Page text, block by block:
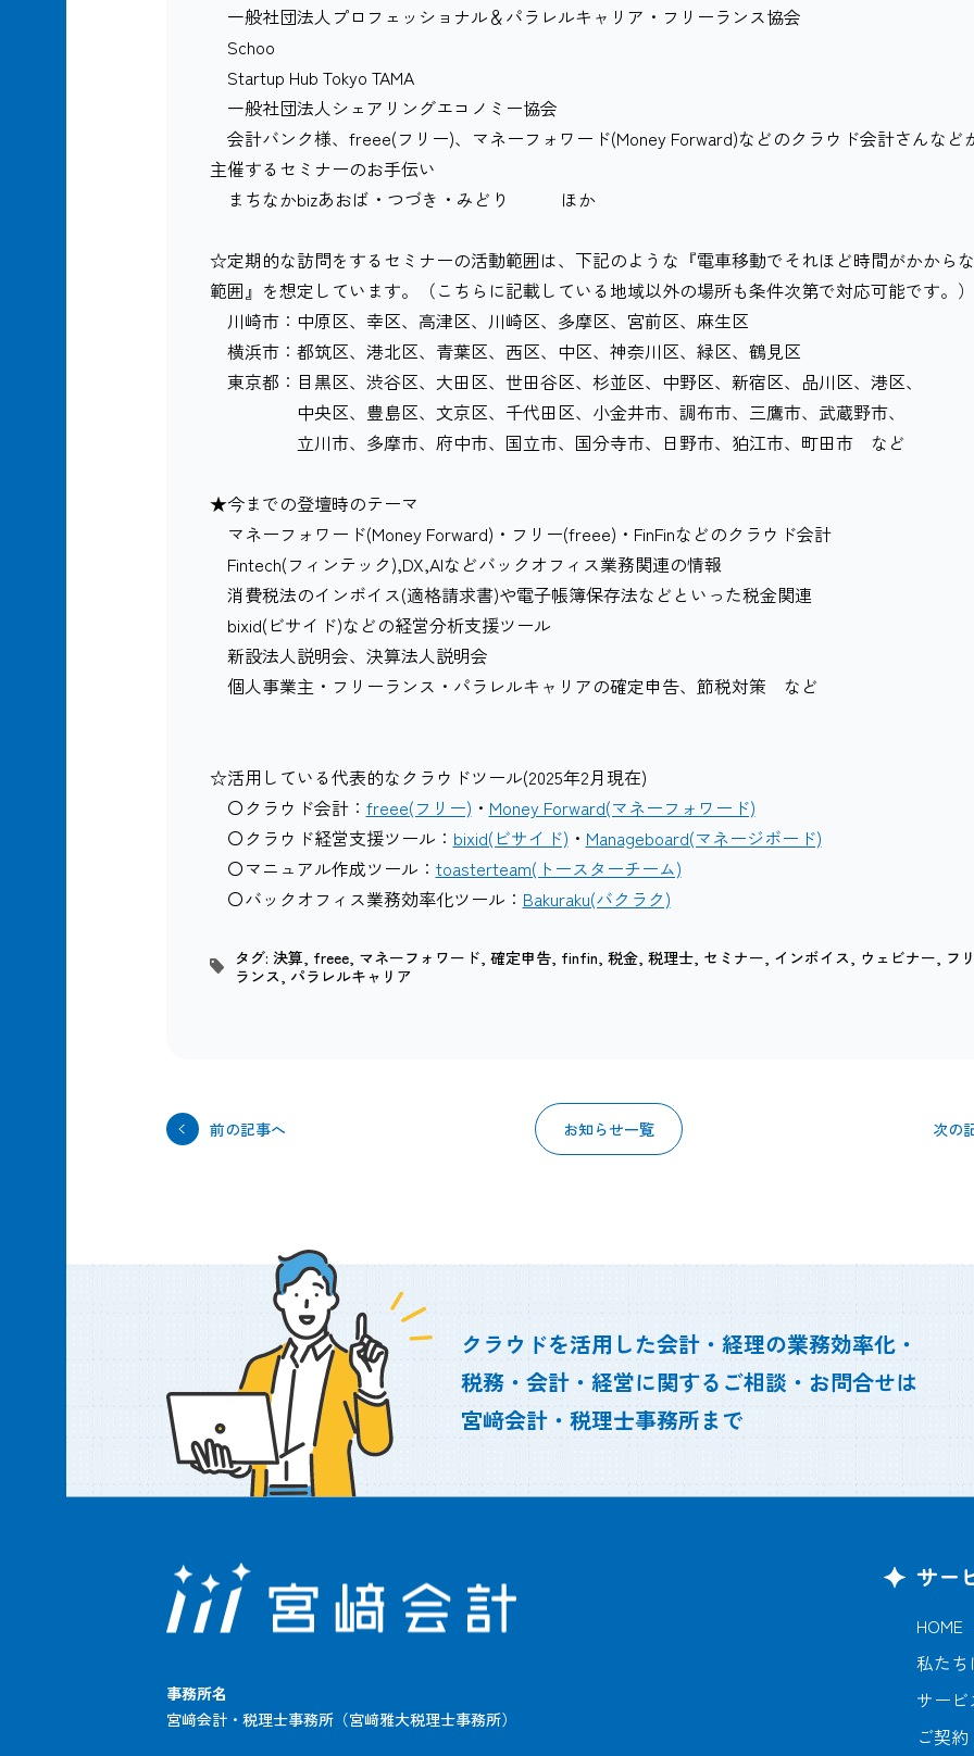
一般社団法人プロフェッショナル＆パラレルキャリア・フリーランス協会
Schoo
Startup Hub Tokyo TAMA
一般社団法人シェアリングエコノミー協会
会計バンク様、freee(フリー)、マネーフォワード(Money Forward)などのクラウド会計さんなど
主催するセミナーのお手伝い
まちなかbizあおば・つづき・みどり ほか
☆定期的な訪問をするセミナーの活動範囲は、下記のような『電車移動でそれほど時間がかから
範囲』を想定しています。（こちらに記載している地域以外の場所も条件次第で対応可能です。）
川崎市：中原区、幸区、高津区、川崎区、多摩区、宮前区、麻生区
横浜市：都筑区、港北区、青葉区、西区、中区、神奈川区、緑区、鶴見区
東京都：目黒区、渋谷区、大田区、世田谷区、杉並区、中野区、新宿区、品川区、港区、
中央区、豊島区、文京区、千代田区、小金井市、調布市、三鷹市、武蔵野市、
立川市、多摩市、府中市、国立市、国分寺市、日野市、狛江市、町田市 など
★今までの登壇時のテーマ
マネーフォワード(Money Forward)・フリー(freee)・FinFinなどのクラウド会計
Fintech(フィンテック),DX,AIなどバックオフィス業務関連の情報
消費税法のインボイス(適格請求書)や電子帳簿保存法などといった税金関連
bixid(ビサイド)などの経営分析支援ツール
新設法人説明会、決算法人説明会
個人事業主・フリーランス・パラレルキャリアの確定申告、節税対策 など
☆活用している代表的なクラウドツール(2025年2月現在)
〇クラウド会計： freee(フリー) ・ Money Forward(マネーフォワード)
〇クラウド経営支援ツール： bixid(ビサイド) ・ Manageboard(マネージボード)
〇マニュアル作成ツール： toasterteam(トースターチーム)
〇バックオフィス業務効率化ツール： Bakuraku(バクラク)
タグ:決算, freee, マネーフォワード,確定申告, finfin,税金,税理士, セミナー, インボイス, ウェビナー, フ
ランス, パラレルキャリア
前の記事へ お知らせ一覧 次の
クラウドを活用した会計・経理の業務効率化・
税務・会計・経営に関するご相談・お問合せは
宮﨑会計・税理士事務所まで
事務所名
宮﨑会計・税理士事務所（宮﨑雅大税理士事務所）
サー
HOME
私たち
サービ
ご契